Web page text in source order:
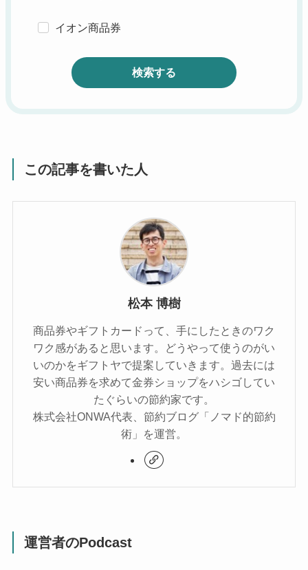
イオン商品券
検索する
この記事を書いた人
松本 博樹
商品券やギフトカードって、手にしたときのワク
ワク感があると思います。どうやって使うのがい
いのかをギフトヤで提案していきます。過去には
安い商品券を求めて金券ショップをハシゴしてい
たぐらいの節約家です。
株式会社ONWA代表、節約ブログ「ノマド的節約
術」を運営。
運営者のPodcast